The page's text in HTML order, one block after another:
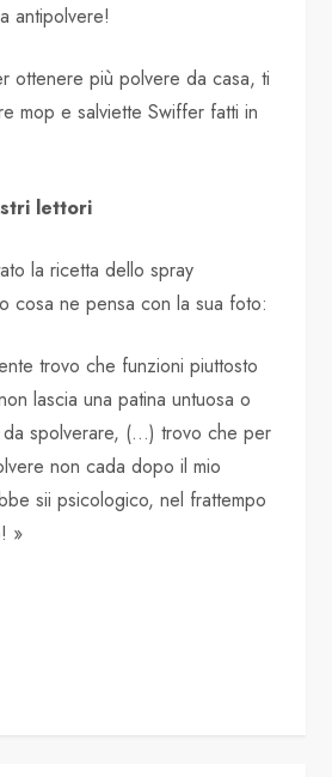
antipolvere!
ottenere più polvere da casa, ti
mop e salviette Swiffer fatti in
lettori
la ricetta dello spray
cosa ne pensa con la sua foto:
trovo che funzioni piuttosto
lascia una patina untuosa o
da spolverare, (…) trovo che per
non cada dopo il mio
sii psicologico, nel frattempo
»